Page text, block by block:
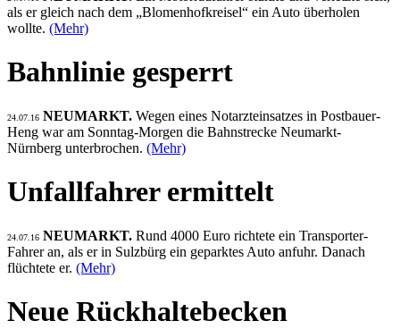
als er gleich nach dem „Blomenhofkreisel“ ein Auto überholen
wollte. (Mehr)
Bahnlinie gesperrt
24.07.16 NEUMARKT. Wegen eines Notarzteinsatzes in Postbauer-
Heng war am Sonntag-Morgen die Bahnstrecke Neumarkt-
Nürnberg unterbrochen. (Mehr)
Unfallfahrer ermittelt
24.07.16 NEUMARKT. Rund 4000 Euro richtete ein Transporter-
Fahrer an, als er in Sulzbürg ein geparktes Auto anfuhr. Danach
flüchtete er. (Mehr)
Neue Rückhaltebecken